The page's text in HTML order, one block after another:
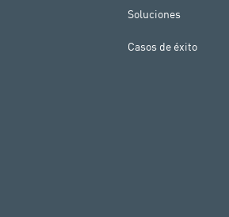
Soluciones
Casos de éxito